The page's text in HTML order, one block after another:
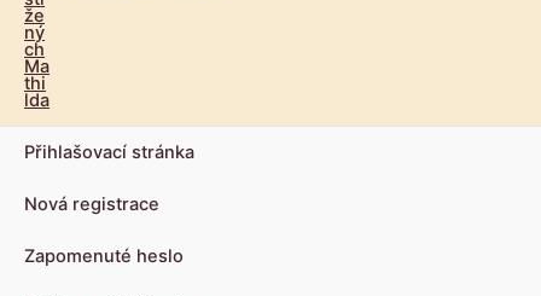
Přihlašovací stránka
Nová registrace
Zapomenuté heslo